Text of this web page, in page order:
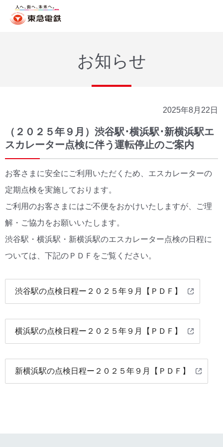
お知らせ
2025年8月22日
（２０２５年９月）渋谷駅･横浜駅･新横浜駅エ
スカレーター点検に伴う運転停止のご案内
お客さまに安全にご利用いただくため、エスカレーターの
定期点検を実施しております。
ご利用のお客さまにはご不便をおかけいたしますが、ご理
解・ご協力をお願いいたします。
渋谷駅・横浜駅・新横浜駅のエスカレーター点検の日程に
ついては、下記のＰＤＦをご覧ください。
渋谷駅の点検日程ー２０２５年９月【ＰＤＦ】
横浜駅の点検日程ー２０２５年９月【ＰＤＦ】
新横浜駅の点検日程ー２０２５年９月【ＰＤＦ】